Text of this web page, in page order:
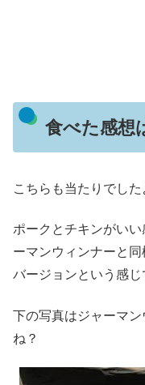
食べた感想
こちらも当たりでした
ポークとチキンがい
ーマンウィンナーと
バージョンという感
下の写真はジャーマ
ね？